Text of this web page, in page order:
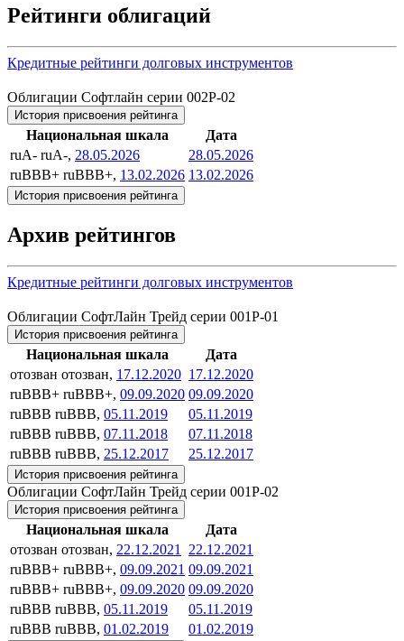
Рейтинги облигаций
Кредитные рейтинги долговых инструментов
Облигации Софтлайн серии 002P-02
История присвоения рейтинга
Национальная шкала
Дата
ruA- ruA-, 28.05.2026
28.05.2026
ruBBB+ ruBBB+, 13.02.2026 13.02.2026
История присвоения рейтинга
Архив рейтингов
Кредитные рейтинги долговых инструментов
Облигации СофтЛайн Трейд серии 001P-01
История присвоения рейтинга
Национальная шкала
Дата
отозван отозван, 17.12.2020 17.12.2020
ruBBB+ ruBBB+, 09.09.2020 09.09.2020
ruBBB ruBBB, 05.11.2019
05.11.2019
ruBBB ruBBB, 07.11.2018
07.11.2018
ruBBB ruBBB, 25.12.2017 25.12.2017
История присвоения рейтинга
Облигации СофтЛайн Трейд серии 001P-02
История присвоения рейтинга
Национальная шкала
Дата
отозван отозван, 22.12.2021
22.12.2021
ruBBB+ ruBBB+, 09.09.2021 09.09.2021
ruBBB+ ruBBB+, 09.09.2020 09.09.2020
ruBBB ruBBB, 05.11.2019
05.11.2019
ruBBB ruBBB, 01.02.2019 01.02.2019